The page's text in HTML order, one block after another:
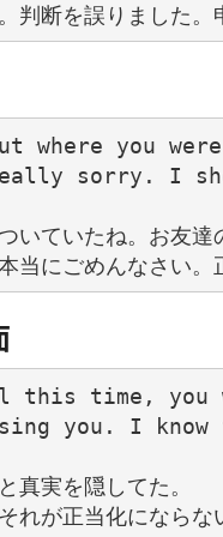
where you
sorry. I
ていたね。お友達
this time, you
you. I
実を隠してた。